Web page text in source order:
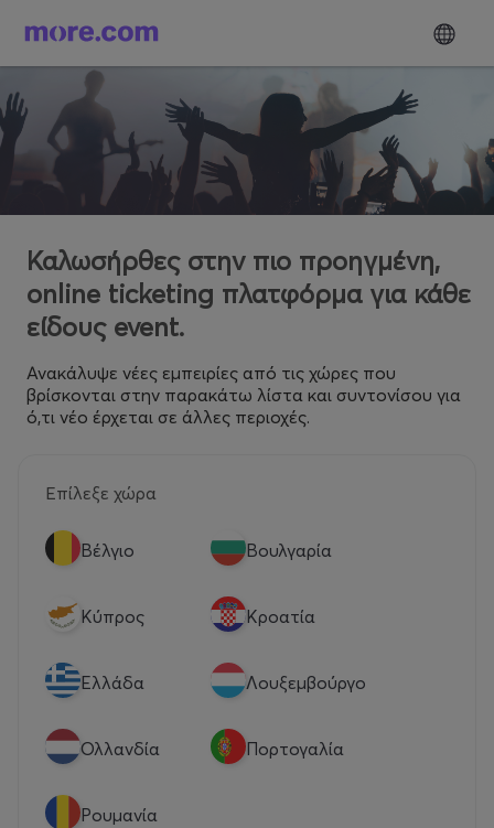
Καλωσήρθες στην πιο προηγμένη,
online ticketing πλατφόρμα για κάθε
είδους event.
Ανακάλυψε νέες εμπειρίες από τις χώρες που
βρίσκονται στην παρακάτω λίστα και συντονίσου για
ό,τι νέο έρχεται σε άλλες περιοχές.
Επίλεξε χώρα
Βέλγιο Βουλγαρία
Κύπρος Κροατία
Eλλάδα Λουξεμβούργο
Ολλανδία Πορτογαλία
Ρουμανία